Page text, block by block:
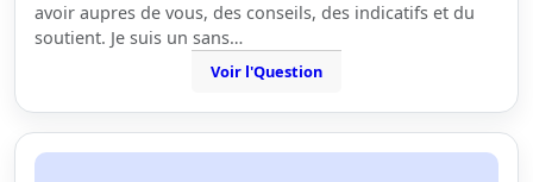
avoir aupres de vous, des conseils, des indicatifs et du
soutient. Je suis un sans…
Voir l'Question